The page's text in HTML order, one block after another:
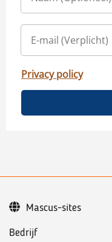
Privacy policy
Bedrijf
Mascus-sites